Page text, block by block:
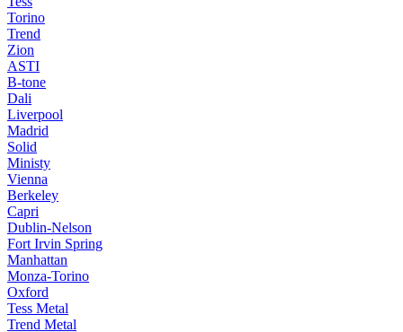
Torino
Trend
Zion
ASTI
B-tone
Dali
Liverpool
Madrid
Solid
Ministy
Vienna
Berkeley
Capri
Dublin-Nelson
Fort Irvin Spring
Manhattan
Monza-Torino
Oxford
Tess Metal
Trend Metal